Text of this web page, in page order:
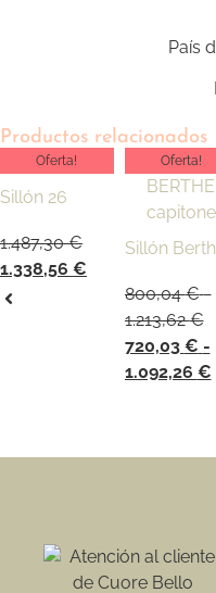
País
Productos relacionados
Oferta!
Sillón 26
1.487,30€
1.338,56 €
Oferta!
Sillón
800,04€ -
1.213,62€
720,03 € -
1.092,26 €